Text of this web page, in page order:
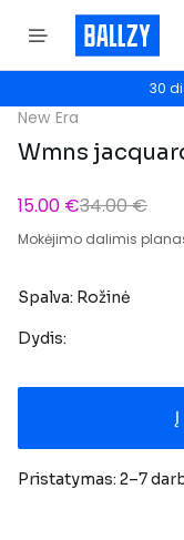
30
New Era
Wmns
15.00 €34.00 €
Mokėjimo dalimis
Spalva: Rožinė
Dydis:
Pristatymas: 2–7